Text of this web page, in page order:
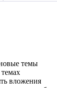
темы
темах
вложения